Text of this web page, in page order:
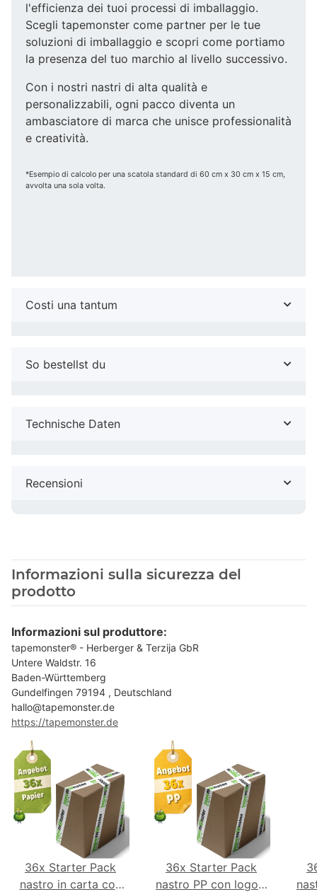
l'efficienza dei tuoi processi di imballaggio.
Scegli tapemonster come partner per le tue
soluzioni di imballaggio e scopri come portiamo
la presenza del tuo marchio al livello successivo.
Con i nostri nastri di alta qualità e
personalizzabili, ogni pacco diventa un
ambasciatore di marca che unisce professionalità
e creatività.
*Esempio di calcolo per una scatola standard di 60 cm x 30 cm x 15 cm,
avvolta una sola volta.
Costi una tantum
So bestellst du
Technische Daten
Recensioni
Informazioni sulla sicurezza del
prodotto
Informazioni sul produttore:
tapemonster® - Herberger & Terzija GbR
Untere Waldstr. 16
Baden-Württemberg
Gundelfingen 79194 , Deutschland
hallo@tapemonster.de
https://tapemonster.de
36x Starter Pack
nastro in carta con
36x Starter Pack
nastro PP con logo -